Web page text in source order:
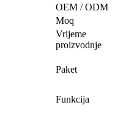
OEM / ODM
Moq
Vrijeme
proizvodnje
Paket
Funkcija